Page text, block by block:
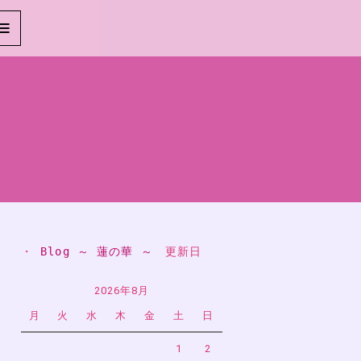
・ Blog ～ 蓮の華 ～ 更新日
2026年8月
月 火 水 木 金 土 日
1 2